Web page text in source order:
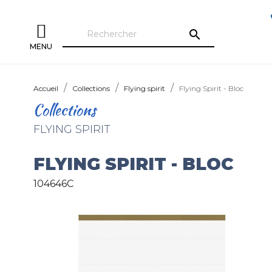
MENU
search
Accueil Collections Flying spirit Flying Spirit - Bloc
Collections
FLYING SPIRIT
FLYING SPIRIT - BLOC
104646C